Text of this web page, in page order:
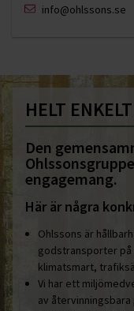
info@ohlssons.se
HELT
Den
engagemang.
Här är några
Ohlssons är
godstransporter på
klimatsmart,
Vi har ett
av